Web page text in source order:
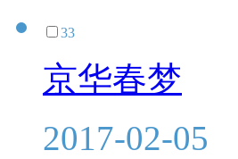
33
京华春梦
2017-02-05